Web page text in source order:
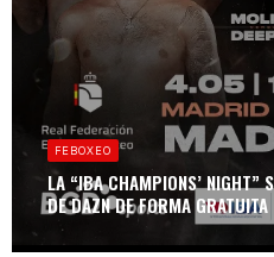
FEBOXEO
LA “IBA CHAMPIONS’ NIGHT”
DE DAZN DE FORMA GRATUITA